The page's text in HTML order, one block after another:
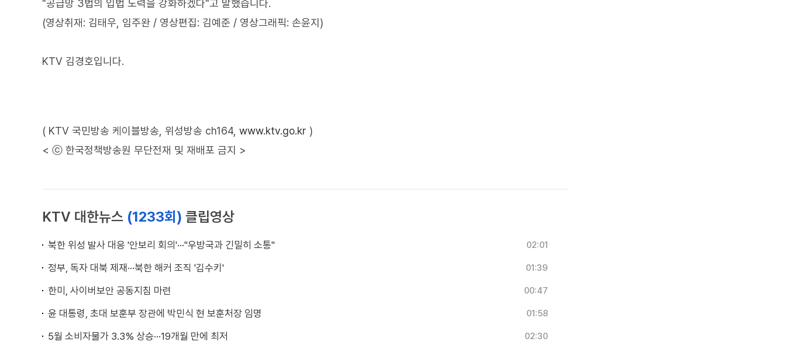
"공급망 3법의 입법 노력을 강화하겠다"고 말했습니다.
(영상취재: 김태우, 임주완 / 영상편집: 김예준 / 영상그래픽: 손윤지)
KTV 김경호입니다.
( KTV 국민방송 케이블방송, 위성방송 ch164, www.ktv.go.kr )
< ⓒ 한국정책방송원 무단전재 및 재배포 금지 >
KTV 대한뉴스 (1233회) 클립영상
북한 위성 발사 대응 '안보리 회의'···"우방국과 긴밀히 소통" 02:01
정부, 독자 대북 제재···북한 해커 조직 '김수키' 01:39
한미, 사이버보안 공동지침 마련 00:47
윤 대통령, 초대 보훈부 장관에 박민식 현 보훈처장 임명 01:58
5월 소비자물가 3.3% 상승···19개월 만에 최저 02:30